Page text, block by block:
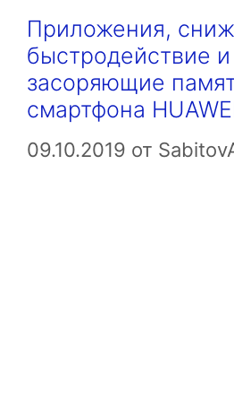
Приложения,
быстродействие и
засоряющие
смартфона
09.10.2019 от